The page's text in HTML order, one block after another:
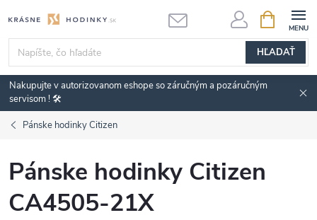
na
obsah
HĽADAŤ
KOŠÍK
Nakupujte v autorizovanom eshope so záručným a pozáručným
servisom ! 🛠️
Pánske hodinky Citizen
Pánske hodinky Citizen
CA4505-21X